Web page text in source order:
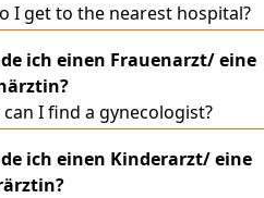
I get to the nearest hospital?
ich einen Frauenarzt/ eine
I find a gynecologist?
ich einen Kinderarzt/ eine